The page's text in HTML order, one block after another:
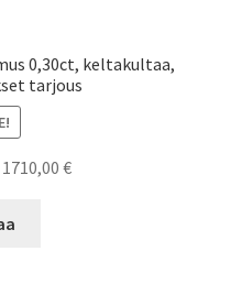
0,30ct, keltakultaa,
tarjous
Alkuperäinen
1710,00€Nykyinen